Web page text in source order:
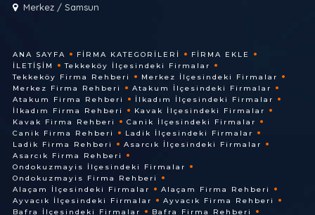
Merkez / Samsun
ANA SAYFA FIRMA KATEGORILERI
FIRMA EKLE
İLETIŞIM
Tekkeköy İlçesindeki Firmalar
Tekkeköy Firma Rehberi
Merkez İlçesindeki Firmalar
Merkez Firma Rehberi
Atakum İlçesindeki Firmalar
Atakum Firma Rehberi
İlkadım İlçesindeki Firmalar
İlkadım Firma Rehberi
Kavak İlçesindeki Firmalar
Kavak Firma Rehberi
Canik İlçesindeki Firmalar
Canik Firma Rehberi
Ladik İlçesindeki Firmalar
Ladik Firma Rehberi
Asarcık İlçesindeki Firmalar
Asarcık Firma Rehberi
Ondokuzmayis İlçesindeki Firmalar
Ondokuzmayis Firma Rehberi
Alaçam İlçesindeki Firmalar
Alaçam Firma Rehberi
Ayvacık İlçesindeki Firmalar
Ayvacık Firma Rehberi
Bafra İlçesindeki Firmalar
Bafra Firma Rehberi